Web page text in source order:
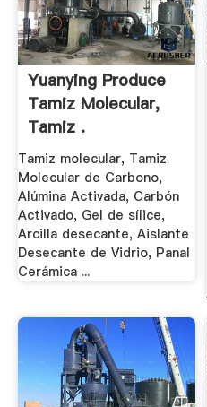
Yuanying Produce
Tamiz Molecular,
Tamiz .
Tamiz molecular, Tamiz
Molecular de Carbono,
Alúmina Activada, Carbón
Activado, Gel de sílice,
Arcilla desecante, Aislante
Desecante de Vidrio, Panal
Cerámica ...